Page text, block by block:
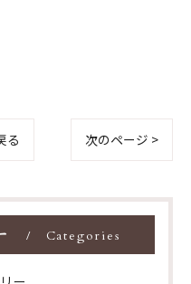
る 次のページ >
Categories